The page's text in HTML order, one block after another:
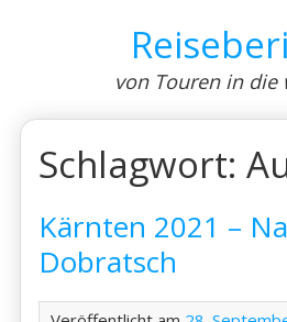
von Touren in die
Schlagwort:
Kärnten 2021 –
Dobratsch